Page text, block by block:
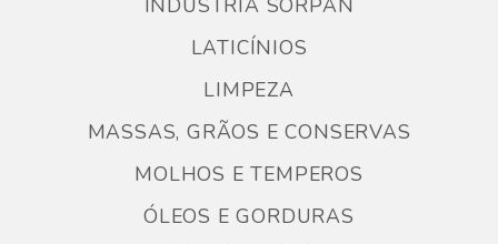
INDUSTRIA SORPAN
LATICÍNIOS
LIMPEZA
MASSAS, GRÃOS E CONSERVAS
MOLHOS E TEMPEROS
ÓLEOS E GORDURAS